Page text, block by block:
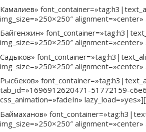
Камалиев»
img_size=»250×250″
Байгенжин»
img_size=»250×250″
Садыков»
img_size=»250×250″
Рысбеков»
tab_id=»1696912620471-51772159-
css_animation=»fadeIn»
Баймаханов»
img_size=»250×250″